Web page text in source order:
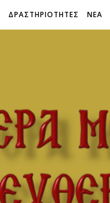
ΔΡΑΣΤΗΡΙΟΤΗΤΕΣ ΝΕΑ